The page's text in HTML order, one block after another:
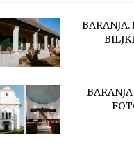
BARANJA.